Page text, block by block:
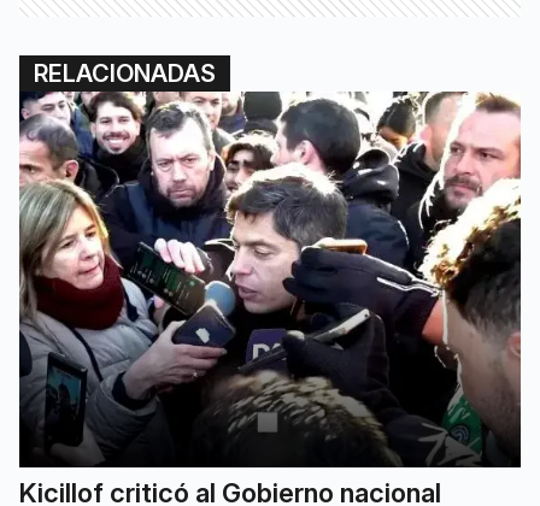
RELACIONADAS
Kicillof criticó al Gobierno nacional